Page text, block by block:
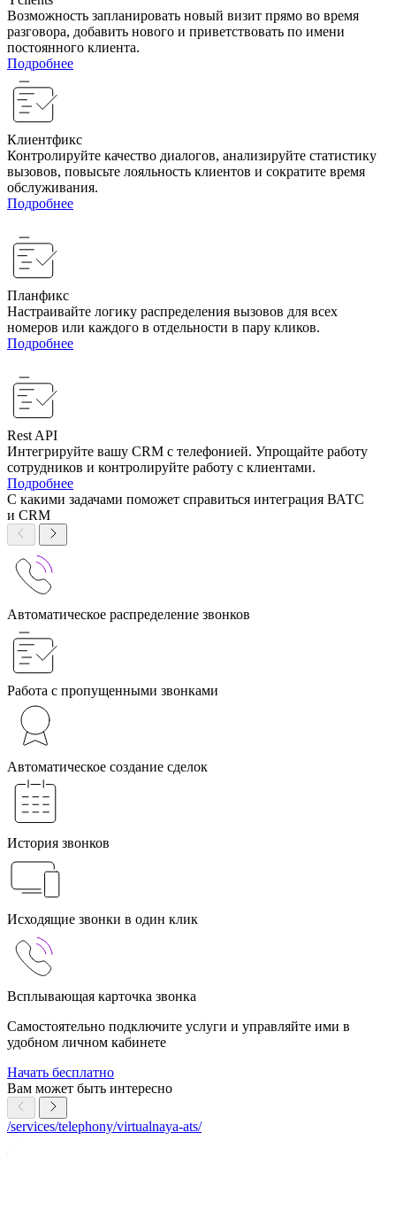
Возможность запланировать новый визит прямо во время
разговора, добавить нового и приветствовать по имени
постоянного клиента.
Подробнее
Клиентфикс
Контролируйте качество диалогов, анализируйте статистику
вызовов, повысьте лояльность клиентов и сократите время
обслуживания.
Подробнее
Планфикс
Настраивайте логику распределения вызовов для всех
номеров или каждого в отдельности в пару кликов.
Подробнее
Rest API
Интегрируйте вашу CRM с телефонией. Упрощайте работу
сотрудников и контролируйте работу с клиентами.
Подробнее
С какими задачами поможет справиться интеграция ВАТС
и CRM
Автоматическое распределение звонков
Работа с пропущенными звонками
Автоматическое создание сделок
История звонков
Исходящие звонки в один клик
Всплывающая карточка звонка
Самостоятельно подключите услуги и управляйте ими в
удобном личном кабинете
Начать бесплатно
Вам может быть интересно
/services/telephony/virtualnaya-ats/